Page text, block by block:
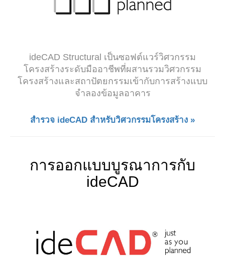
ideCAD Structural เป็นซอฟต์แวร์วิศวกรรม
โครงสร้างระดับมืออาชีพที่ผสานรวมวิศวกรรม
โครงสร้างและสถาปัตยกรรมเข้ากับการสร้างแบบ
จำลองข้อมูลอาคาร
สำรวจ ideCAD สำหรับวิศวกรรมโครงสร้าง »
การออกแบบบูรณาการกับ
ideCAD